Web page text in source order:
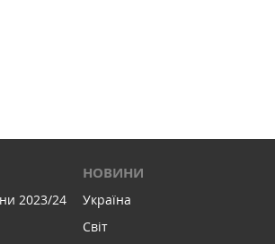
2023/24
НОВИНИ
Україна
Світ